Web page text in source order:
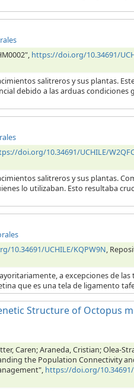
https://doi.org/10.34691/
salitreros y sus plantas.
debido a las arduas condiciones
doi.org/10.34691/UCHILE/
salitreros y sus plantas.
lo utilizaban. Esto resultaba
10.34691/UCHILE/KQPW9N,
a excepciones de las
que es una tela de ligamento
Structure of Octopus
Caren; Araneda, Cristian; Olea-
the Population Connectivity
https://doi.org/10.34691/